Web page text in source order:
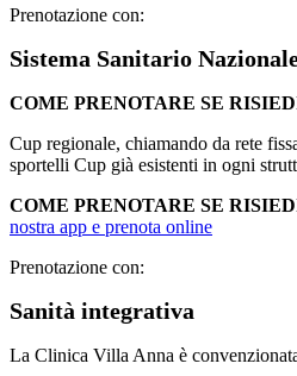
Prenotazione con:
Sistema Sanitario
COME PRENOTARE SE
Cup regionale, chiamando da rete
sportelli Cup già esistenti in ogni
COME PRENOTARE SE
nostra app e prenota online
Prenotazione con:
Sanità integrativa
La Clinica Villa Anna è